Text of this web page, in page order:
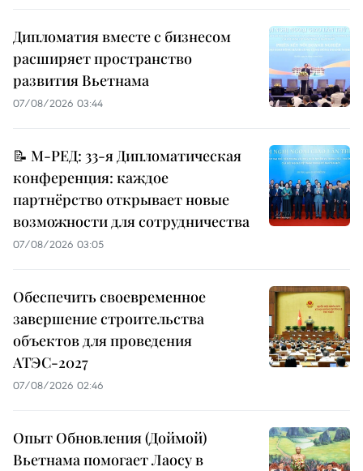
Дипломатия вместе с бизнесом
расширяет пространство
развития Вьетнама
07/08/2026 03:44
📝 М-РЕД: 33-я Дипломатическая
конференция: каждое
партнёрство открывает новые
возможности для сотрудничества
07/08/2026 03:05
Обеспечить своевременное
завершение строительства
объектов для проведения
АТЭС-2027
07/08/2026 02:46
Опыт Обновления (Доймой)
Вьетнама помогает Лаосу в